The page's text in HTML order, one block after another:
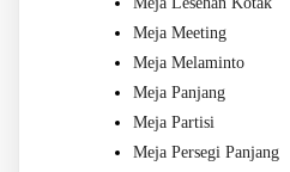
Meja Meeting
Meja Melaminto
Meja Panjang
Meja Partisi
Meja Persegi Panjang